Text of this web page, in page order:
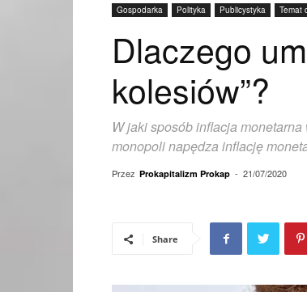
Gospodarka Polityka Publicystyka Temat
Dlaczego
kolesiów”?
W jaki sposób inflacja
monopoli napędza inflację
Przez Prokapitalizm Prokap - 21/07/2020
Share